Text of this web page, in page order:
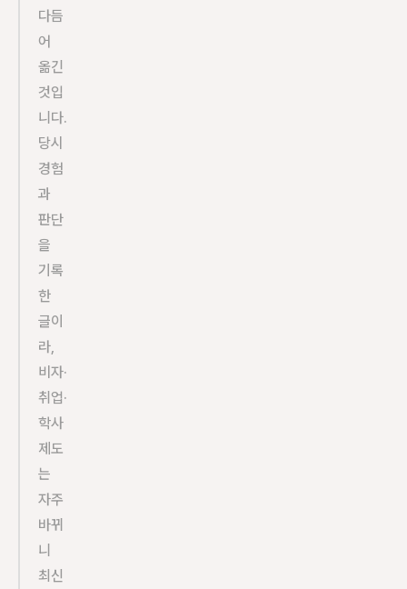
다듬
어
옮긴
것입
니다.
당시
경험
과
판단
을
기록
한
글이
라,
비자·
취업·
학사
제도
는
자주
바뀌
니
최신